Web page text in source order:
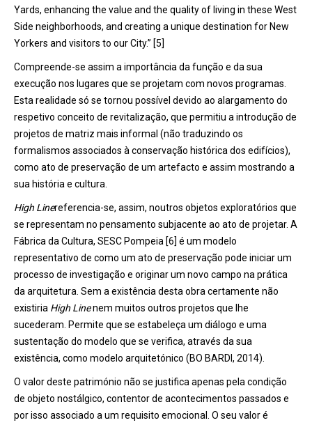
Yards, enhancing the value and the quality of living in these West
Side neighborhoods, and creating a unique destination for New
Yorkers and visitors to our City.” [5]
Compreende-se assim a importância da função e da sua
execução nos lugares que se projetam com novos programas.
Esta realidade só se tornou possível devido ao alargamento do
respetivo conceito de revitalização, que permitiu a introdução de
projetos de matriz mais informal (não traduzindo os
formalismos associados à conservação histórica dos edifícios),
como ato de preservação de um artefacto e assim mostrando a
sua história e cultura.
High Linereferencia-se, assim, noutros objetos exploratórios que
se representam no pensamento subjacente ao ato de projetar. A
Fábrica da Cultura, SESC Pompeia [6] é um modelo
representativo de como um ato de preservação pode iniciar um
processo de investigação e originar um novo campo na prática
da arquitetura. Sem a existência desta obra certamente não
existiria High Linenem muitos outros projetos que lhe
sucederam. Permite que se estabeleça um diálogo e uma
sustentação do modelo que se verifica, através da sua
existência, como modelo arquitetónico (BO BARDI, 2014).
O valor deste património não se justifica apenas pela condição
de objeto nostálgico, contentor de acontecimentos passados e
por isso associado a um requisito emocional. O seu valor é